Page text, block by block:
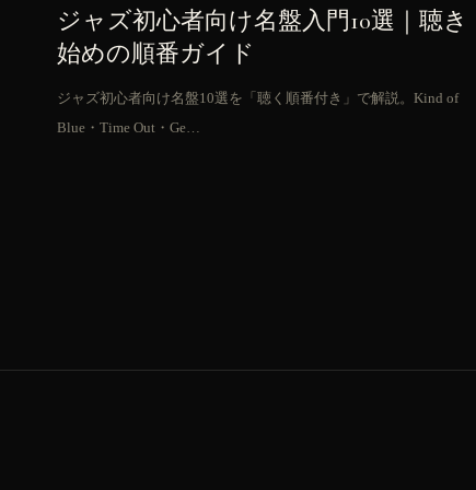
ジャズ初心者向け名盤入門10選｜聴き
始めの順番ガイド
ジャズ初心者向け名盤10選を「聴く順番付き」で解説。Kind of
Blue・Time Out・Ge…